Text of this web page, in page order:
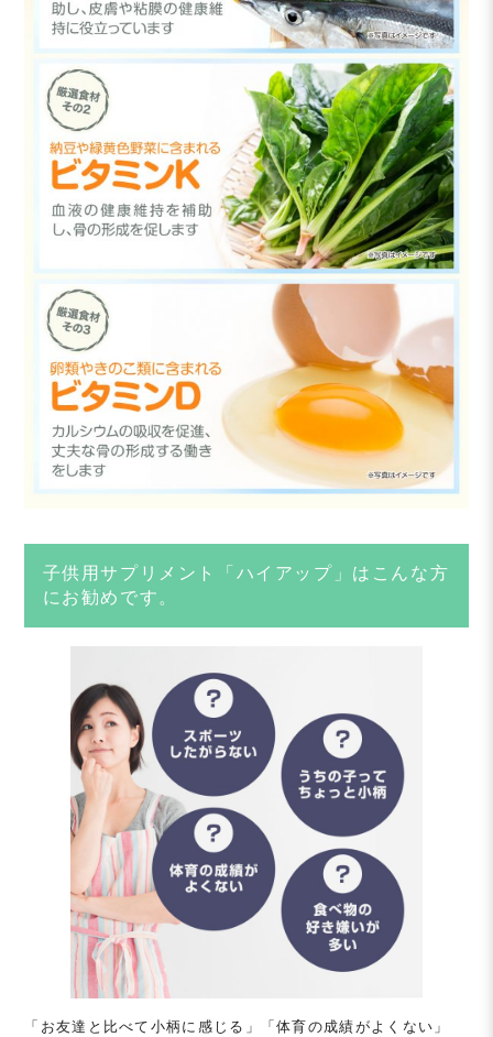
子供用サプリメント「ハイアップ」はこんな方
にお勧めです。
「お友達と比べて小柄に感じる」「体育の成績がよくない」